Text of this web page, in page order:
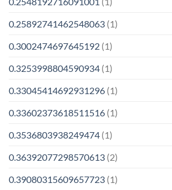
0.25892741462548063 (1)
0.3002474697645192 (1)
0.3253998804590934 (1)
0.33045414692931296 (1)
0.33602373618511516 (1)
0.3536803938249474 (1)
0.36392077298570613 (2)
0.39080315609657723 (1)